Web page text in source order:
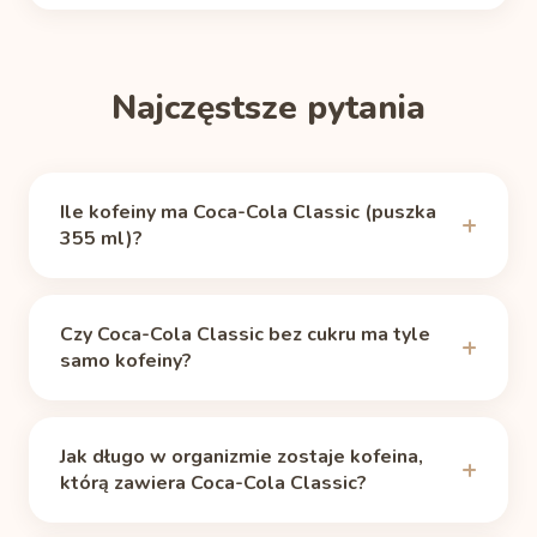
Najczęstsze pytania
Ile kofeiny ma Coca-Cola Classic (puszka
355 ml)?
355 ml), według źródła Caffeine Informer
(sprawdzono 11.06.2026). To około 36% kofeiny
Czy Coca-Cola Classic bez cukru ma tyle
samo kofeiny?
cukru zawiera tyle samo kofeiny co wersja
klasyczna: 34 mg (puszka 355 ml). Mniej cukru nie
Jak długo w organizmie zostaje kofeina,
którą zawiera Coca-Cola Classic?